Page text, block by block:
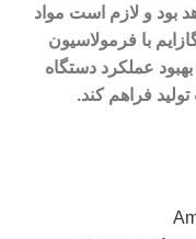
بود و لازم است مواد
با فرمولاسیون
عملکرد دستگاه
فراهم کند.